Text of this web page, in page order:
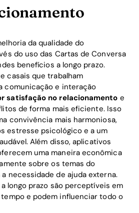
Blog
Download
da qualidade do
do uso das Cartas de Conversa
benefícios a longo prazo.
casais que trabalham
comunicação e interação
satisfação no relacionamento e
de forma mais eficiente. Isso
convivência mais harmoniosa,
estresse psicológico e a um
Além disso, aplicativos
uma maneira econômica
sobre os temas do
necessidade de ajuda externa.
longo prazo são perceptíveis em
e podem influenciar todo o